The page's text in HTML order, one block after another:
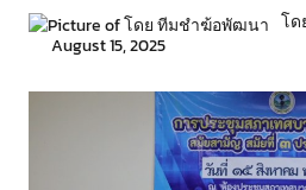
โ
August 15, 2025